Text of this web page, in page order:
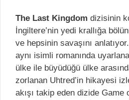
The Last Kingdom dizisinin
İngiltere’nin yedi krallığa
ve hepsinin savaşını
aynı isimli romanında
ülke ile büyüdüğü ülke
zorlanan Uhtred’in hikayesi
akışı takip eden dizide Game